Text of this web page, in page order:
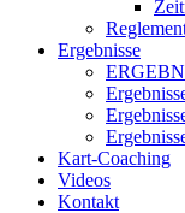
Ergebnisse
Kart-Coaching
Videos
Kontakt